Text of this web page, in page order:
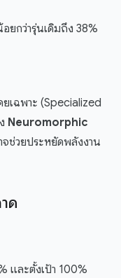
ยกว่ารุ่นเดิมถึง 38%
เฉพาะ (Specialized
Neuromorphic
ช่วยประหยัดพลังงาน
ด
และตั้งเป้า 100%